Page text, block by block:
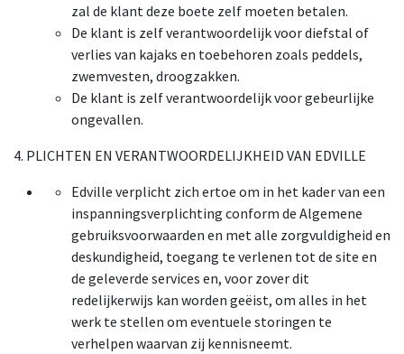
zal de klant deze boete zelf moeten betalen.
De klant is zelf verantwoordelijk voor diefstal of
verlies van kajaks en toebehoren zoals peddels,
zwemvesten, droogzakken.
De klant is zelf verantwoordelijk voor gebeurlijke
ongevallen.
4. PLICHTEN EN VERANTWOORDELIJKHEID VAN EDVILLE
Edville verplicht zich ertoe om in het kader van een
inspanningsverplichting conform de Algemene
gebruiksvoorwaarden en met alle zorgvuldigheid en
deskundigheid, toegang te verlenen tot de site en
de geleverde services en, voor zover dit
redelijkerwijs kan worden geëist, om alles in het
werk te stellen om eventuele storingen te
verhelpen waarvan zij kennisneemt.